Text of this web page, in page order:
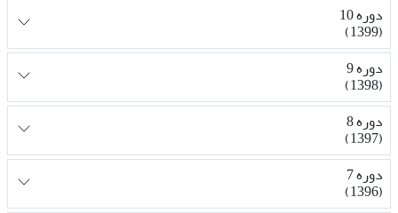
دوره 10
(1399)
دوره 9
(1398)
دوره 8
(1397)
دوره 7
(1396)